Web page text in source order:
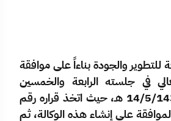
للتطوير والجودة بناءاً على موافقة
في جلسته الرابعة والخمسين
المعقودة بتاريخ 14/5/1430 هـ، حيث اتخذ قراره رقم
1430) بالموافقة على إنشاء هذه الوكالة، ثم